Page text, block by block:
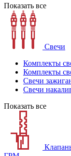
Показать все
Свечи
Комплекты
Комплекты
Свечи
Свечи
Показать все